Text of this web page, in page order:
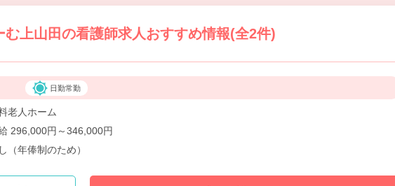
む上山田の看護師求人おすすめ情報(全2件)
日勤常勤
老人ホーム
296,000円～346,000円
（年俸制のため）